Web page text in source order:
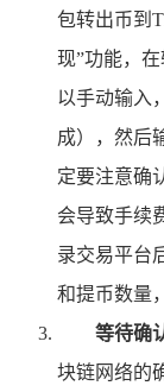
包转出币到
现”功能，
以手动输入
成），然后
定要注意确
会导致手续
录交易平台
和提币数量
等待确
块链网络的